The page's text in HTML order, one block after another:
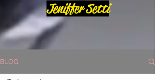
Jeniffer Setti
BLOG